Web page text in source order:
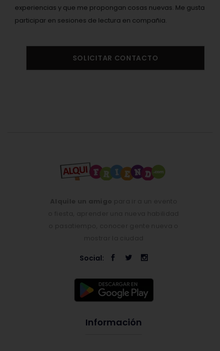
experiencias y que me propongan cosas nuevas. Me gusta
participar en sesiones de lectura en compañia.
SOLICITAR CONTACTO
Social:
Información